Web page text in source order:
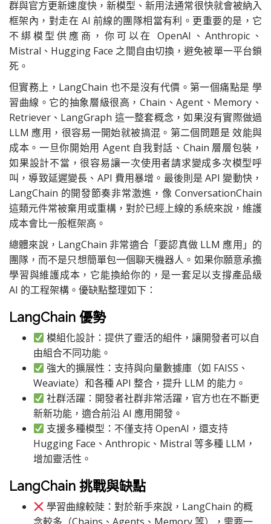
群與官方更新速度快，新模型、新用法通常很快就會被納入
框架內，對走在 AI 前線的團隊相當有利。更重要的是，它
不綁模型供應商，你可以在 OpenAI、Anthropic、
Mistral、Hugging Face 之間自由切換，避免被單一平台鎖
死。
但實務上，LangChain 也不是沒有代價。第一個痛點是 學
習曲線。它的抽象層級很高，Chain、Agent、Memory、
Retriever、LangGraph 這一整套概念，如果沒有實際做過
LLM 應用，很容易一開始就被搞混。第二個問題是 效能與
成本。一旦你開始用 Agent 自我對話、Chain 層層包裝，
如果設計不當，很容易讓一次使用者請求變成多次模型呼
叫，導致延遲變長、API 費用暴增。最後則是 API 變動快，
LangChain 的開發節奏非常激進，像 ConversationChain
這類元件常被棄用或重構，對於已經上線的系統來說，維護
成本會比一般框架高。
總體來說，LangChain 非常適合「要認真做 LLM 應用」的
團隊，而不是只想簡單包一個聊天機器人。如果你願意承擔
學習與維護成本，它能換給你的，是一套足以支撐產品級
AI 的工程架構。優缺點整理如下：
LangChain 優勢
模組化設計：提供了靈活的組件，讓開發者可以自
由組合不同功能。
強大的擴展性：支持與向量數據庫（如 FAISS、
Weaviate）和各種 API 整合，提升 LLM 的能力。
社群活躍：開發者社群非常活躍，官方也在不斷更
新新功能，適合前沿 AI 應用開發。
支援多種模型：不僅支持 OpenAI，還支持
Hugging Face、Anthropic、Mistral 等多種 LLM，
增加靈活性。
LangChain 挑戰與缺點
學習曲線較陡：對於新手來說，LangChain 的概